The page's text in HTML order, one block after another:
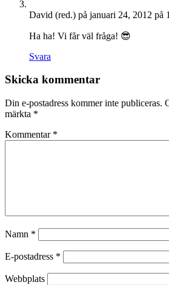
David (red.) på januari 24, 2012 på
Ha ha! Vi får väl fråga! 😎
Svara
Skicka kommentar
Din e-postadress kommer inte publiceras.
märkta *
Kommentar *
Namn *
E-postadress *
Webbplats